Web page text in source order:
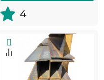
4